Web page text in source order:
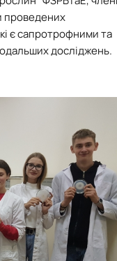
проведених
є сапротрофними та
досліджень.